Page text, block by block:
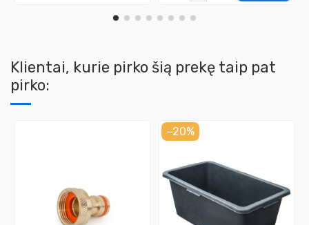
Klientai, kurie pirko šią prekę taip pat
pirko:
−20%